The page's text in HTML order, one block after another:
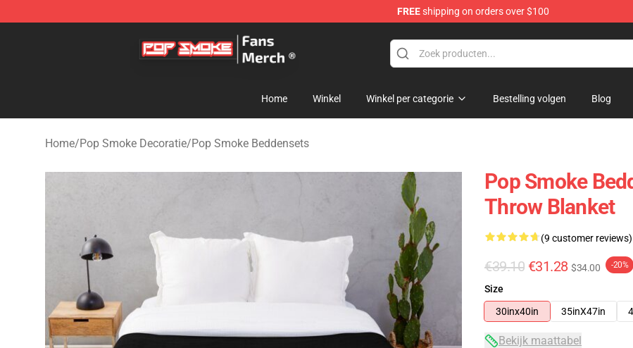
FREEshipping on orders over $100
Pop Smoke Store - Official Pop Smoke Merchandise Shop
Home Winkel Winkel per categorie Bestelling volgen Blog
Home/Pop Smoke Decoratie/Pop Smoke Beddensets
Pop Smoke
Throw Blanket
(9 customer reviews)
€39.10 €31.28 $34.00 -20%
Size
30inx40in
35inX47in
Bekijk maattabel